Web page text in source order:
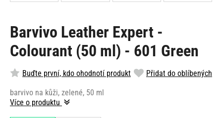
Barvivo Leather Expert -
Colourant (50 ml) - 601 Green
Buďte první, kdo ohodnotí produkt Přidat do oblíbených
barvivo na kůži, zelené, 50 ml
Více o produktu